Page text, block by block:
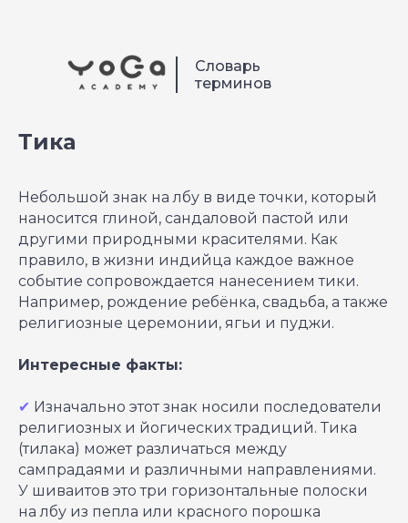
Словарь
терминов
Тика
Небольшой знак на лбу в виде точки, который
наносится глиной, сандаловой пастой или
другими природными красителями. Как
правило, в жизни индийца каждое важное
событие сопровождается нанесением тики.
Например, рождение ребёнка, свадьба, а также
религиозные церемонии, ягьи и пуджи.
Интересные факты:
✔ Изначально этот знак носили последователи
религиозных и йогических традиций. Тика
(тилака) может различаться между
сампрадаями и различными направлениями.
У шиваитов это три горизонтальные полоски
на лбу из пепла или красного порошка